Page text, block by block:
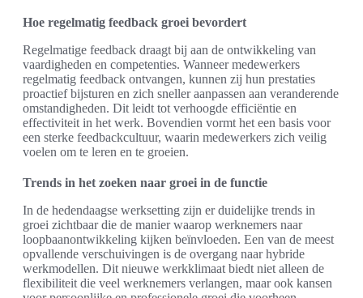
Hoe regelmatig feedback groei bevordert
Regelmatige feedback draagt bij aan de ontwikkeling van
vaardigheden en competenties. Wanneer medewerkers
regelmatig feedback ontvangen, kunnen zij hun prestaties
proactief bijsturen en zich sneller aanpassen aan veranderende
omstandigheden. Dit leidt tot verhoogde efficiëntie en
effectiviteit in het werk. Bovendien vormt het een basis voor
een sterke feedbackcultuur, waarin medewerkers zich veilig
voelen om te leren en te groeien.
Trends in het zoeken naar groei in de functie
In de hedendaagse werksetting zijn er duidelijke trends in
groei zichtbaar die de manier waarop werknemers naar
loopbaanontwikkeling kijken beïnvloeden. Een van de meest
opvallende verschuivingen is de overgang naar hybride
werkmodellen. Dit nieuwe werkklimaat biedt niet alleen de
flexibiliteit die veel werknemers verlangen, maar ook kansen